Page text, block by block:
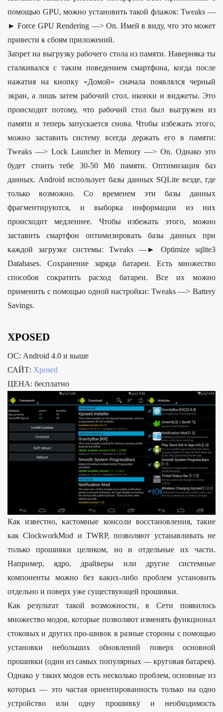
помощью GPU, можно установить такой флажок: Tweaks —
► Force GPU Rendering —> On. Имей в виду, что это может
привести к сбоям приложений.
Запрет на выгрузку рабочего стола из памяти. Наверняка ты
сталкивался с таким поведением смартфона, когда после
нажатия на кнопку «Домой» сначала появлялся черный
экран, а лишь затем рабочий стол, иконки и виджеты. Это
происходит потому, что рабочий стол был выгружен из
памяти и теперь запускается снова. Чтобы избежать этого,
можно заставить систему всегда держать его в памяти:
Tweaks —> Lock Launcher in Memory —> On. Однако это
будет стоить тебе 30-50 Мб памяти. Оптимизация баз
данных. Android использует базы данных SQLite везде, где
только возможно. Со временем эти базы данных
фрагментируются, и выборка информации из них
происходит медленнее. Чтобы избежать этого, можно
заставить смартфон оптимизировать базы данных при
каждой загрузке системы: Tweaks —► Optimize sqlite3
Databases. Сохранение заряда батареи. Есть множество
способов сократить расход батареи. Все их можно
применить с помощью одной настройки: Tweaks —> Battery
Savings.
XPOSED
ОС: Android 4.0 и выше
САЙТ: Xposed
ЦЕНА: бесплатно
Как известно, кастомные консоли восстановления, такие
как ClockworkMod и TWRP, позволяют устанавливать не
только прошивки целиком, но и отдельные их части.
Например, ядро, драйверы или другие системные
компоненты можно без каких-либо проблем установить
отдельно и поверх уже существующей прошивки.
Как результат такой возможности, в Сети появилось
множество модов, которые позволяют изменять функционал
стоковых и других про-шивок в разные стороны с помощью
установки небольших обновлений поверх основной
прошивки (один из самых популярных — круговая батарея).
Однако у таких модов есть несколько проблем, основные из
которых — это частая ориентированность только на одно
устройство или одну прошивку и необходимость